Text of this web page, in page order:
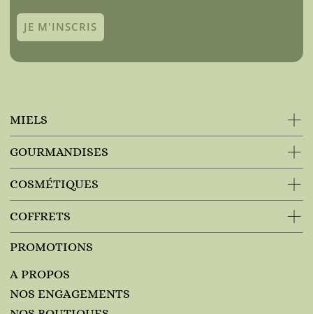
JE M'INSCRIS
MIELS
GOURMANDISES
COSMÉTIQUES
COFFRETS
PROMOTIONS
A PROPOS
NOS ENGAGEMENTS